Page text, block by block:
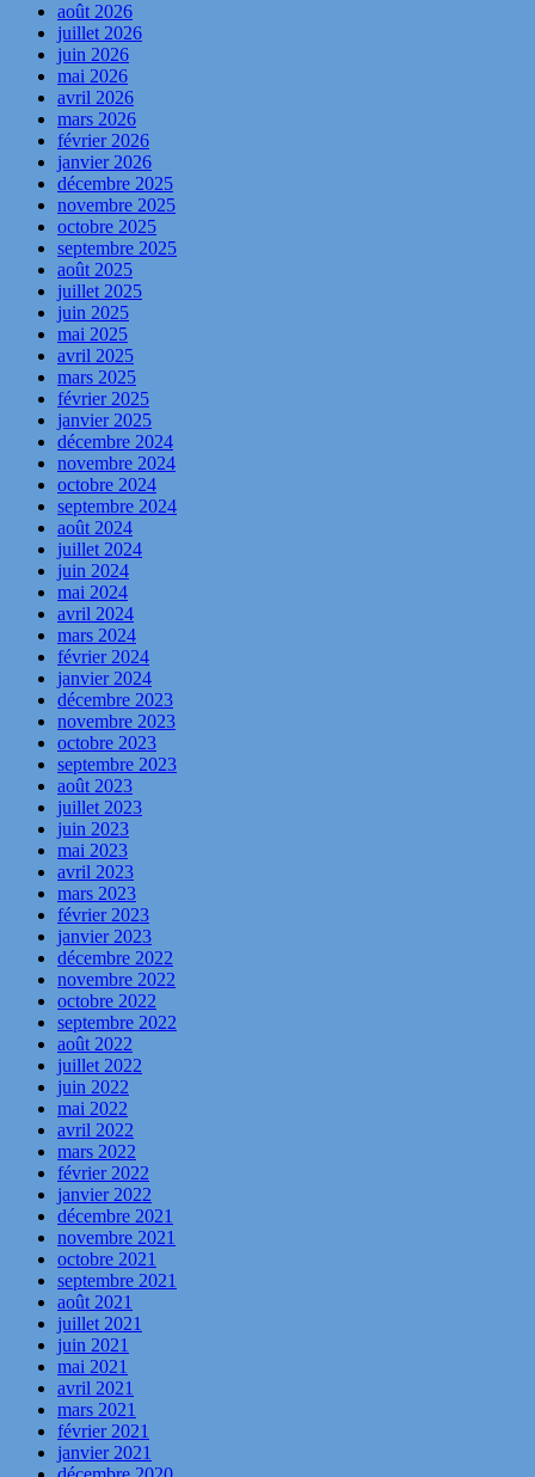
août 2026
juillet 2026
juin 2026
mai 2026
avril 2026
mars 2026
février 2026
janvier 2026
décembre 2025
novembre 2025
octobre 2025
septembre 2025
août 2025
juillet 2025
juin 2025
mai 2025
avril 2025
mars 2025
février 2025
janvier 2025
décembre 2024
novembre 2024
octobre 2024
septembre 2024
août 2024
juillet 2024
juin 2024
mai 2024
avril 2024
mars 2024
février 2024
janvier 2024
décembre 2023
novembre 2023
octobre 2023
septembre 2023
août 2023
juillet 2023
juin 2023
mai 2023
avril 2023
mars 2023
février 2023
janvier 2023
décembre 2022
novembre 2022
octobre 2022
septembre 2022
août 2022
juillet 2022
juin 2022
mai 2022
avril 2022
mars 2022
février 2022
janvier 2022
décembre 2021
novembre 2021
octobre 2021
septembre 2021
août 2021
juillet 2021
juin 2021
mai 2021
avril 2021
mars 2021
février 2021
janvier 2021